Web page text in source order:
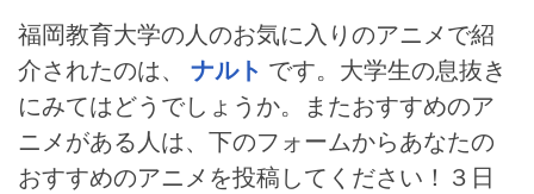
福岡教育大学の人のお気に入りのアニメで紹
介されたのは、 ナルト です。大学生の息抜き
にみてはどうでしょうか。またおすすめのア
ニメがある人は、下のフォームからあなたの
おすすめのアニメを投稿してください！３日